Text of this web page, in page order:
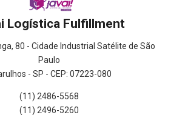
Logística Fulfillment
80 - Cidade Industrial Satélite de São
Paulo
- SP - CEP: 07223-080
(11) 2486-5568
(11) 2496-5260